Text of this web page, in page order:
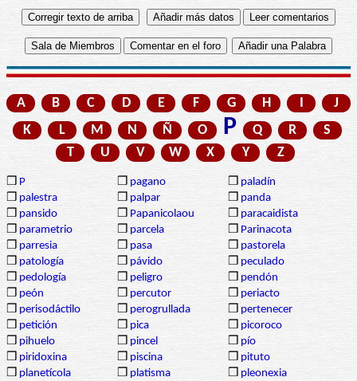
A B C D E F G H I
J
K
L M N Ñ O P Q R
S
T
U V W X Y Z
❒ P ❒ pagano ❒ paladín
❒ palestra ❒ palpar ❒ panda
❒ pansido ❒ Papanicolaou ❒ paracaidista
❒ parametrio ❒ parcela ❒ Parinacota
❒ parresia ❒ pasa ❒ pastorela
❒ patología ❒ pávido ❒ peculado
❒ pedología ❒ peligro ❒ pendón
❒ peón ❒ percutor ❒ periacto
❒ perisodáctilo ❒ perogrullada ❒ pertenecer
❒ petición ❒ pica ❒ picoroco
❒ pihuelo ❒ pincel ❒ pío
❒ piridoxina ❒ piscina ❒ pituto
❒ planetícola ❒ platisma ❒ pleonexia